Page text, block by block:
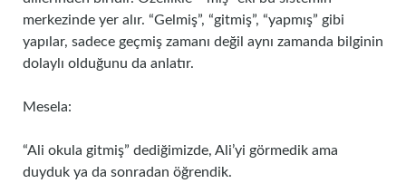
merkezinde yer alır. “Gelmiş”, “gitmiş”, “yapmış” gibi
yapılar, sadece geçmiş zamanı değil aynı zamanda bilginin
dolaylı olduğunu da anlatır.
Mesela:
“Ali okula gitmiş” dediğimizde, Ali’yi görmedik ama
duyduk ya da sonradan öğrendik.